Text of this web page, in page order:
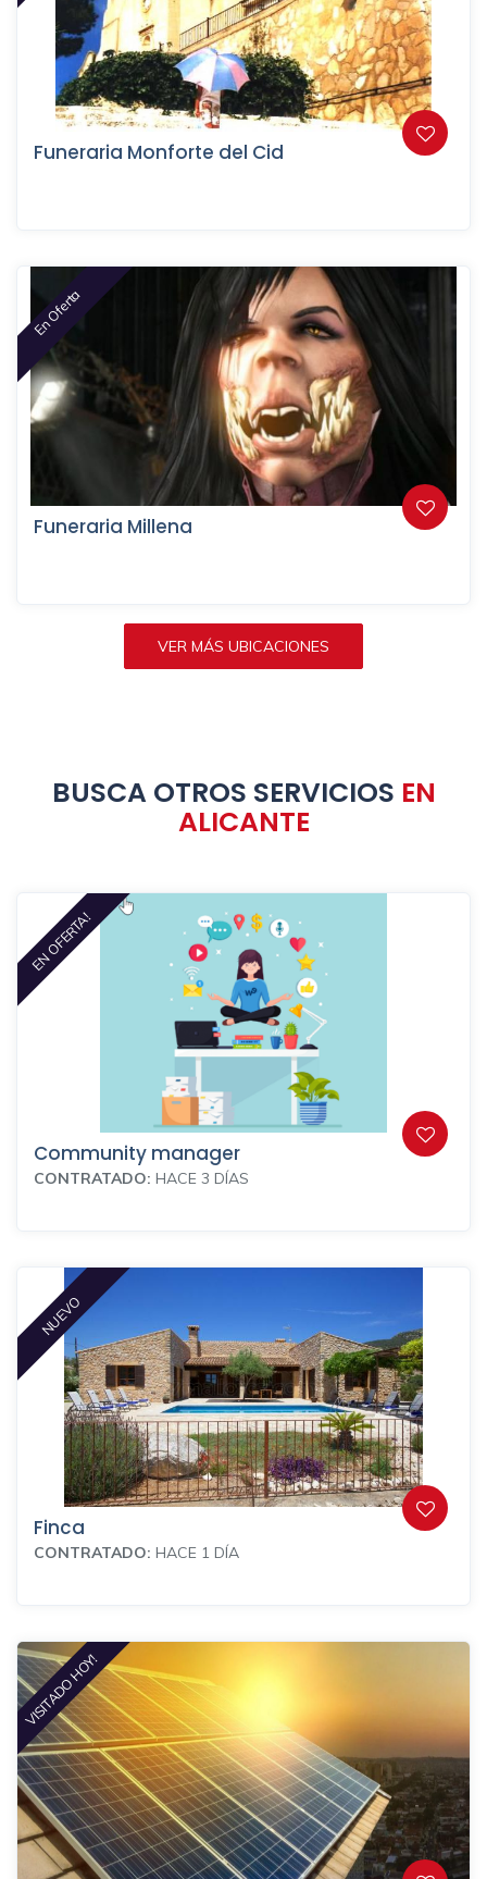
Funeraria Monforte del Cid
En Oferta
Funeraria Millena
VER MÁS UBICACIONES
BUSCA OTROS SERVICIOS EN
ALICANTE
EN OFERTA!
Community manager
CONTRATADO: HACE 3 DÍAS
NUEVO
Finca
CONTRATADO: HACE 1 DÍA
VISITADO HOY!